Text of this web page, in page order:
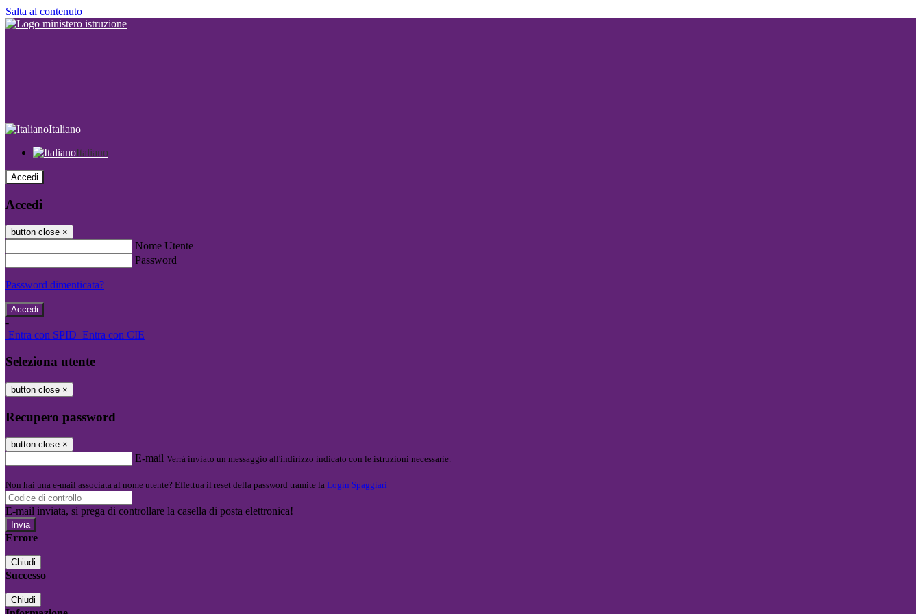
Salta al contenuto
Italiano
Italiano
Accedi
Accedi
button close ×
Nome Utente
Password
Password dimenticata?
-
Entra con SPID Entra con CIE
Seleziona utente
button close ×
Recupero password
button close ×
E-mail Verrà inviato un messaggio all'indirizzo indicato con le istruzioni necessarie.
Non hai una e-mail associata al nome utente? Effettua il reset della password tramite la Login Spaggiari
E-mail inviata, si prega di controllare la casella di posta elettronica!
Errore
Chiudi
Successo
Chiudi